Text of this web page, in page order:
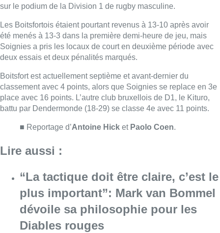
Lire aussi :
“La tactique doit être claire, c’est le
plus important”: Mark van Bommel
dévoile sa philosophie pour les
Diables rouges